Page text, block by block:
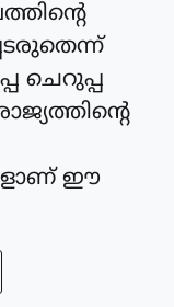
ചെറുപ്പ
ഈ